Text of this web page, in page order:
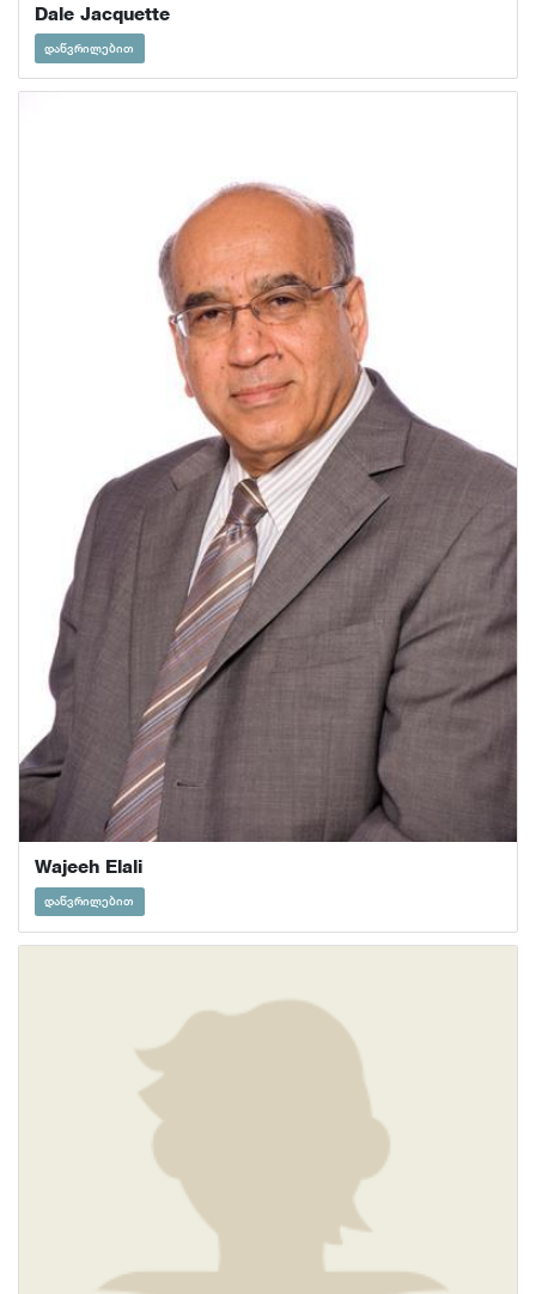
Dale Jacquette
დაწვრილებით
Wajeeh Elali
დაწვრილებით